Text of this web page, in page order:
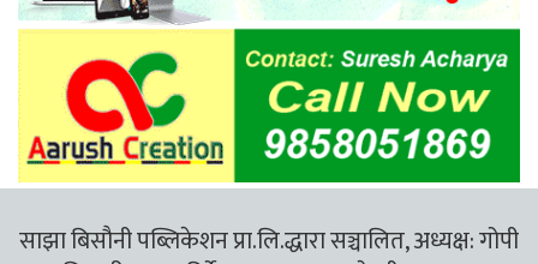
साझा बिसौनी पब्लिकेशन प्रा.लि.द्धारा सञ्चालित, अध्यक्ष: गोपी